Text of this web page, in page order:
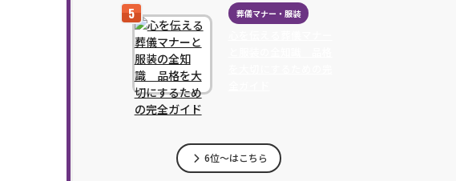
葬儀マナー・服装
6位～はこちら